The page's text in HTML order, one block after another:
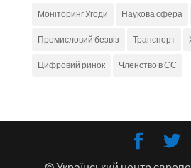
Моніторинг Угоди Наукова сфера
Промисловий безвіз Транспорт
Цифровий ринок Членство в ЄС